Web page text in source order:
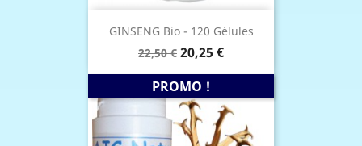
GINSENG Bio - 120 Gélules
Prix
base
22,50 € Prix
20,25 €
PROMO !